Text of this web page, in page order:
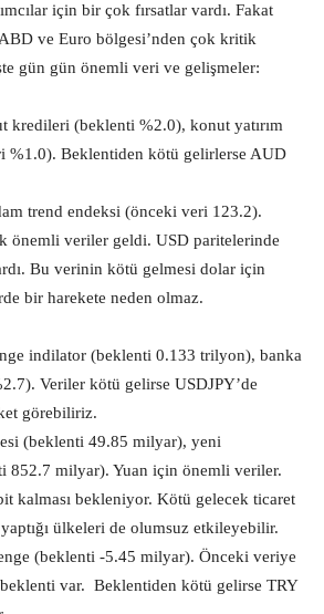
için bir çok fırsatlar vardı. Fakat
ve Euro bölgesi’nden çok kritik
gün gün önemli veri ve gelişmeler:
kredileri (beklenti %2.0), konut yatırım
%1.0). Beklentiden kötü gelirlerse AUD
trend endeksi (önceki veri 123.2).
önemli veriler geldi. USD paritelerinde
Bu verinin kötü gelmesi dolar için
bir harekete neden olmaz.
indilator (beklenti 0.133 trilyon), banka
Veriler kötü gelirse USDJPY’de
görebiliriz.
(beklenti 49.85 milyar), yeni
852.7 milyar). Yuan için önemli veriler.
kalması bekleniyor. Kötü gelecek ticaret
ülkeleri de olumsuz etkileyebilir.
(beklenti -5.45 milyar). Önceki veriye
var. Beklentiden kötü gelirse TRY